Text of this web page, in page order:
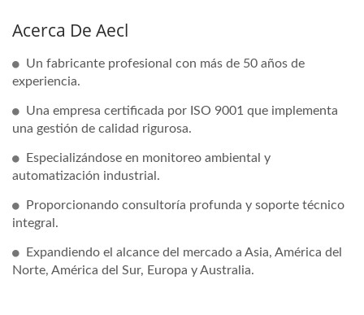
Acerca De Aecl
Un fabricante profesional con más de 50 años de
experiencia.
Una empresa certificada por ISO 9001 que implementa
una gestión de calidad rigurosa.
Especializándose en monitoreo ambiental y
automatización industrial.
Proporcionando consultoría profunda y soporte técnico
integral.
Expandiendo el alcance del mercado a Asia, América del
Norte, América del Sur, Europa y Australia.